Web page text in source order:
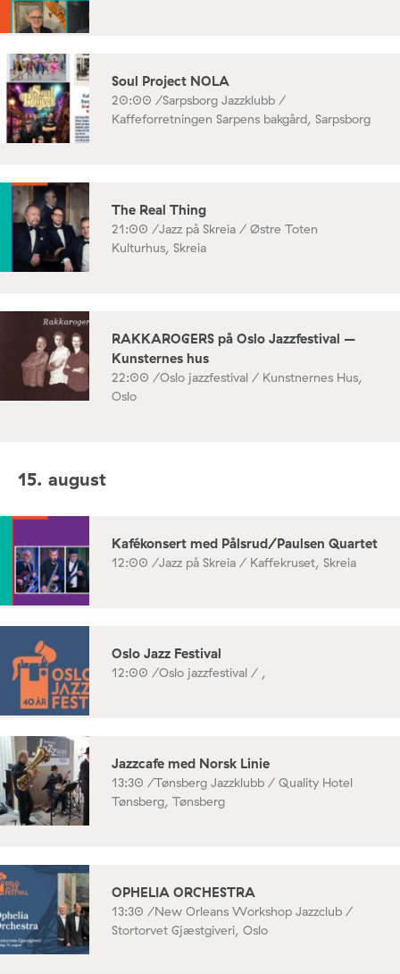
Soul Project NOLA
20:00 /Sarpsborg Jazzklubb /
Kaffeforretningen Sarpens bakgård, Sarpsborg
The Real Thing
21:00 /Jazz på Skreia / Østre Toten
Kulturhus, Skreia
RAKKAROGERS på Oslo Jazzfestival –
Kunsternes hus
22:00 /Oslo jazzfestival / Kunstnernes Hus,
Oslo
15. august
Kafékonsert med Pålsrud/Paulsen Quartet
12:00 /Jazz på Skreia / Kaffekruset, Skreia
Oslo Jazz Festival
12:00 /Oslo jazzfestival / ,
Jazzcafe med Norsk Linie
13:30 /Tønsberg Jazzklubb / Quality Hotel
Tønsberg, Tønsberg
OPHELIA ORCHESTRA
13:30 /New Orleans Workshop Jazzclub /
Stortorvet Gjæstgiveri, Oslo